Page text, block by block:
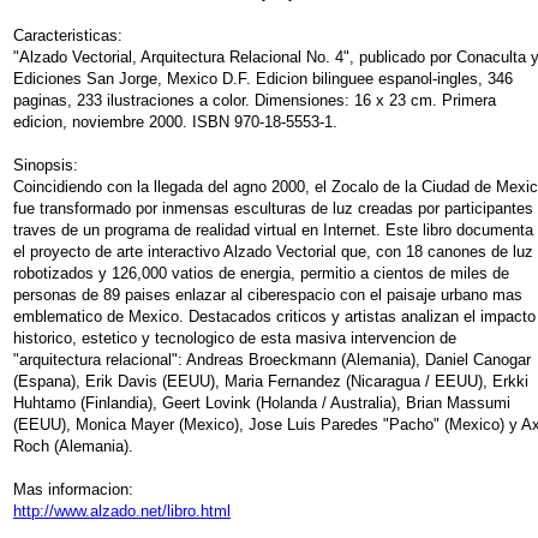
Caracteristicas:
"Alzado Vectorial, Arquitectura Relacional No. 4", publicado por Conaculta y
Ediciones San Jorge, Mexico D.F. Edicion bilinguee espanol-ingles, 346
paginas, 233 ilustraciones a color. Dimensiones: 16 x 23 cm. Primera
edicion, noviembre 2000. ISBN 970-18-5553-1.
Sinopsis:
Coincidiendo con la llegada del agno 2000, el Zocalo de la Ciudad de
fue transformado por inmensas esculturas de luz creadas por participantes
traves de un programa de realidad virtual en Internet. Este libro documenta
el proyecto de arte interactivo Alzado Vectorial que, con 18 canones de luz
robotizados y 126,000 vatios de energia, permitio a cientos de miles de
personas de 89 paises enlazar al ciberespacio con el paisaje urbano mas
emblematico de Mexico. Destacados criticos y artistas analizan el impacto
historico, estetico y tecnologico de esta masiva intervencion de
"arquitectura relacional": Andreas Broeckmann (Alemania), Daniel Canogar
(Espana), Erik Davis (EEUU), Maria Fernandez (Nicaragua / EEUU), Erkki
Huhtamo (Finlandia), Geert Lovink (Holanda / Australia), Brian Massumi
(EEUU), Monica Mayer (Mexico), Jose Luis Paredes "Pacho" (Mexico) y
Roch (Alemania).
Mas informacion:
http://www.alzado.net/libro.html